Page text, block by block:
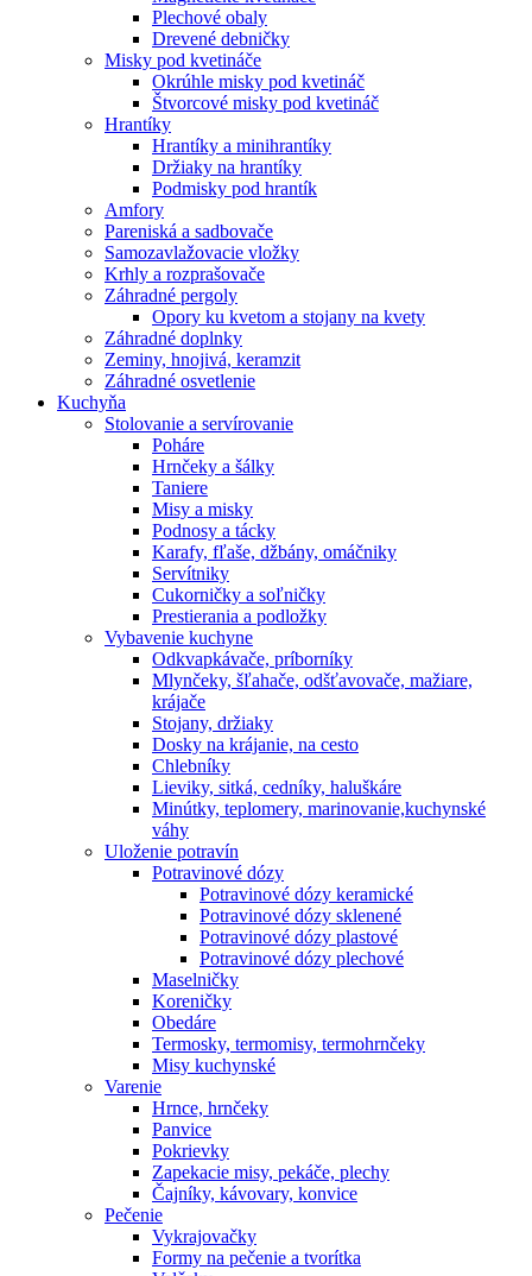
Plechové obaly
Drevené debničky
Misky pod kvetináče
Okrúhle misky pod kvetináč
Štvorcové misky pod kvetináč
Hrantíky
Hrantíky a minihrantíky
Držiaky na hrantíky
Podmisky pod hrantík
Amfory
Pareniská a sadbovače
Samozavlažovacie vložky
Krhly a rozprašovače
Záhradné pergoly
Opory ku kvetom a stojany na kvety
Záhradné doplnky
Zeminy, hnojivá, keramzit
Záhradné osvetlenie
Kuchyňa
Stolovanie a servírovanie
Poháre
Hrnčeky a šálky
Taniere
Misy a misky
Podnosy a tácky
Karafy, fľaše, džbány, omáčniky
Servítniky
Cukorničky a soľničky
Prestierania a podložky
Vybavenie kuchyne
Odkvapkávače, príborníky
Mlynčeky, šľahače, odšťavovače, mažiare,
krájače
Stojany, držiaky
Dosky na krájanie, na cesto
Chlebníky
Lieviky, sitká, cedníky, haluškáre
Minútky, teplomery, marinovanie,kuchynské
váhy
Uloženie potravín
Potravinové dózy
Potravinové dózy keramické
Potravinové dózy sklenené
Potravinové dózy plastové
Potravinové dózy plechové
Maselničky
Koreničky
Obedáre
Termosky, termomisy, termohrnčeky
Misy kuchynské
Varenie
Hrnce, hrnčeky
Panvice
Pokrievky
Zapekacie misy, pekáče, plechy
Čajníky, kávovary, konvice
Pečenie
Vykrajovačky
Formy na pečenie a tvorítka